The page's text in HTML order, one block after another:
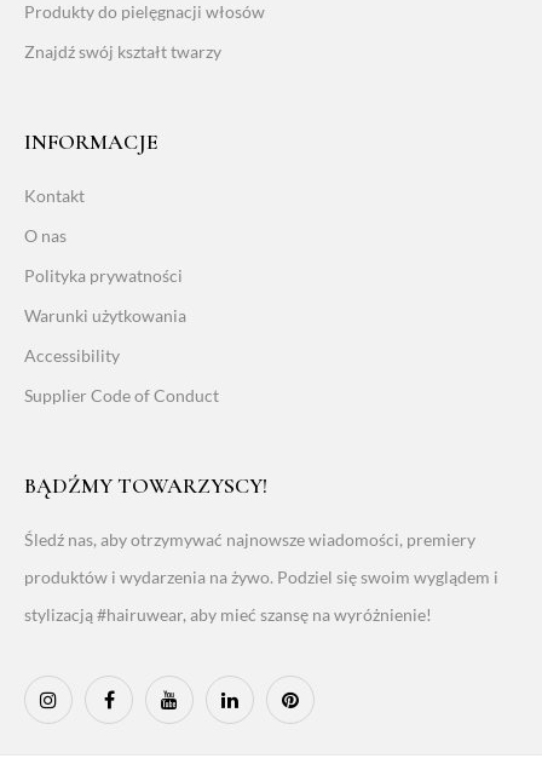
Produkty do pielęgnacji włosów
Znajdź swój kształt twarzy
INFORMACJE
Kontakt
O nas
Polityka prywatności
Warunki użytkowania
Accessibility
Supplier Code of Conduct
BĄDŹMY TOWARZYSCY!
Śledź nas, aby otrzymywać najnowsze wiadomości, premiery
produktów i wydarzenia na żywo. Podziel się swoim wyglądem i
stylizacją #hairuwear, aby mieć szansę na wyróżnienie!